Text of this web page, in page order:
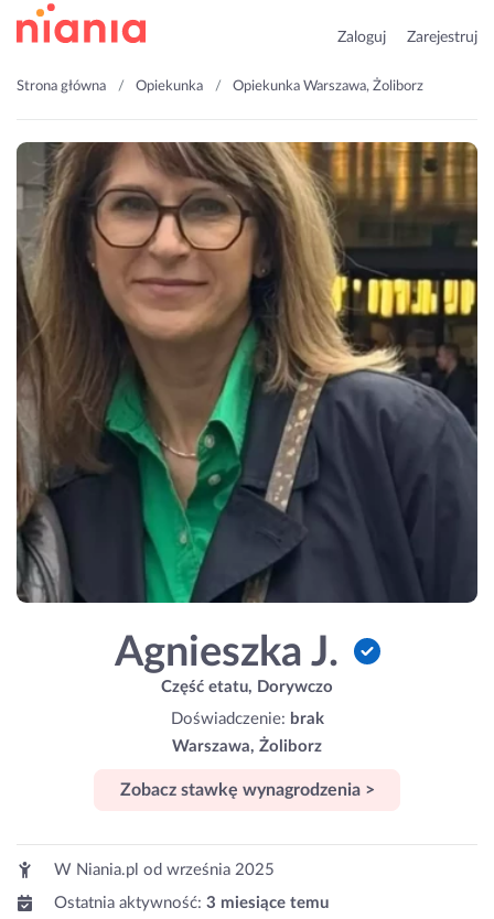
Zaloguj Zarejestruj
Strona główna Opiekunka Opiekunka Warszawa, Żoliborz
Agnieszka J.
Część etatu, Dorywczo
Doświadczenie: brak
Warszawa, Żoliborz
Zobacz stawkę wynagrodzenia >
W Niania.pl od września 2025
Ostatnia aktywność: 3 miesiące temu